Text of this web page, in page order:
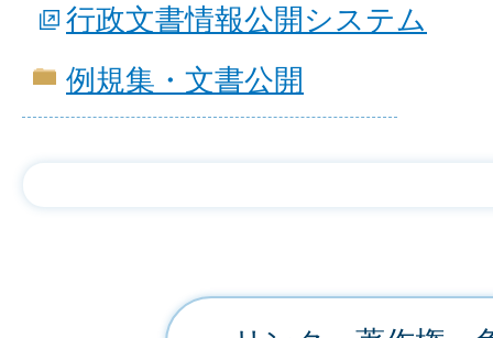
行政文書情報公開システム
例規集・文書公開